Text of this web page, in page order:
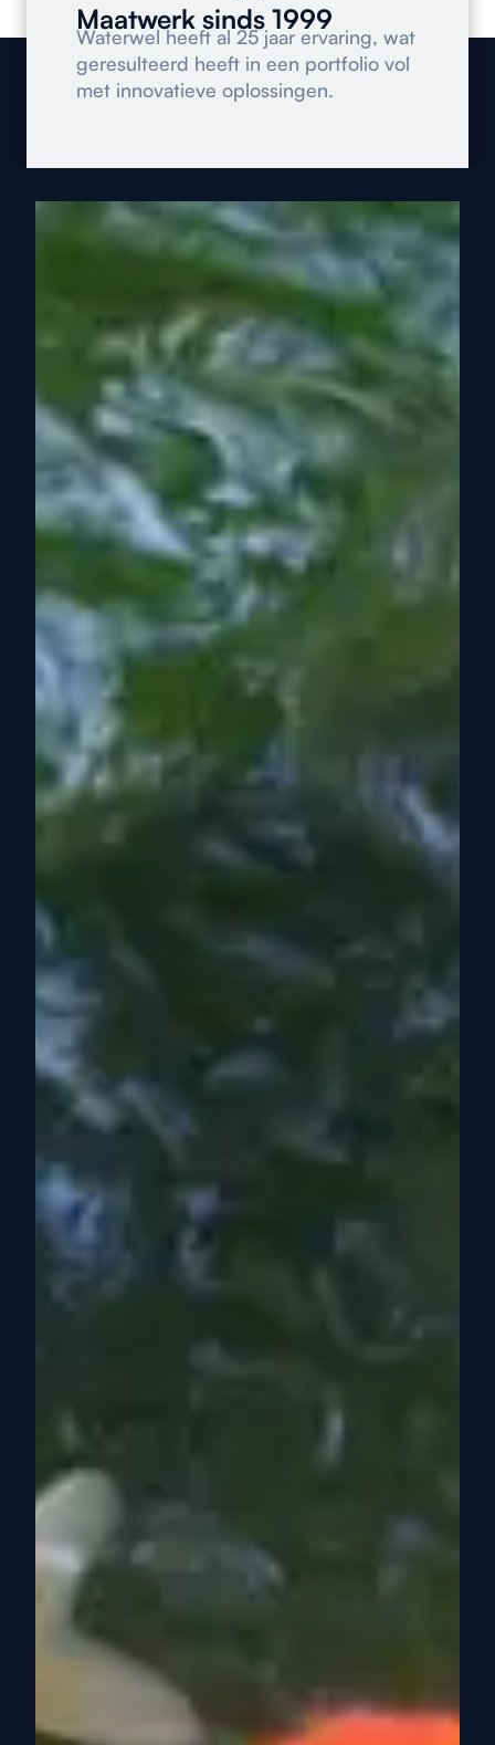
Maatwerk sinds 1999
Waterwel heeft al 25 jaar ervaring, wat
geresulteerd heeft in een portfolio vol
met innovatieve oplossingen.